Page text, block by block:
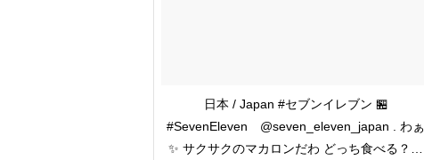
日本 / Japan #セブンイレブン 🏪
#SevenEleven @seven_eleven_japan . わぁ
✨ サクサクのマカロンだわ どっち食べる？…